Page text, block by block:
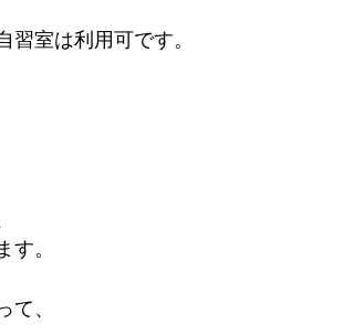
室は利用可です。
。
て、